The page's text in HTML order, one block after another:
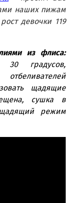
наших пижам
девочки 119
из флиса:
30 градусов,
щадящие
сушка в
режим